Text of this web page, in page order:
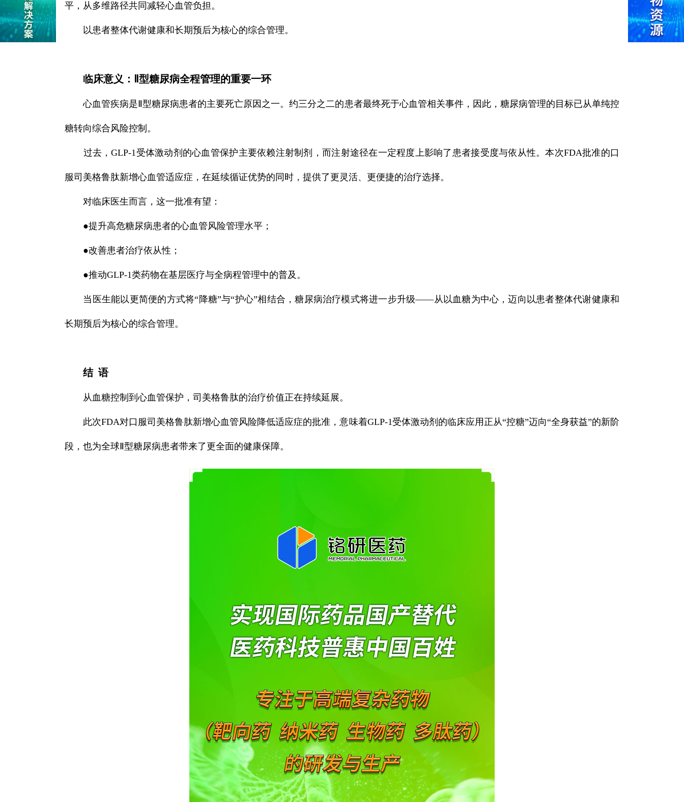
平，从多维路径共同减轻心血管负担。
以患者整体代谢健康和长期预后为核心的综合管理。
临床意义：Ⅱ型糖尿病全程管理的重要一环
心血管疾病是Ⅱ型糖尿病患者的主要死亡原因之一。约三分之二的患者最终死于心血管相关事件，因此，糖尿病管理的目标已从单纯控
糖转向综合风险控制。
过去，GLP-1受体激动剂的心血管保护主要依赖注射制剂，而注射途径在一定程度上影响了患者接受度与依从性。本次FDA批准的口
服司美格鲁肽新增心血管适应症，在延续循证优势的同时，提供了更灵活、更便捷的治疗选择。
对临床医生而言，这一批准有望：
●提升高危糖尿病患者的心血管风险管理水平；
●改善患者治疗依从性；
●推动GLP-1类药物在基层医疗与全病程管理中的普及。
当医生能以更简便的方式将“降糖”与“护心”相结合，糖尿病治疗模式将进一步升级——从以血糖为中心，迈向以患者整体代谢健康和
长期预后为核心的综合管理。
结 语
从血糖控制到心血管保护，司美格鲁肽的治疗价值正在持续延展。
此次FDA对口服司美格鲁肽新增心血管风险降低适应症的批准，意味着GLP-1受体激动剂的临床应用正从“控糖”迈向“全身获益”的新阶
段，也为全球Ⅱ型糖尿病患者带来了更全面的健康保障。